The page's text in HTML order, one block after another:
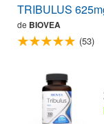
TRIBULUS
de BIOVEA
(53)